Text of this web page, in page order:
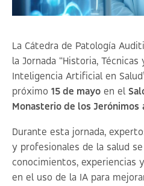
La Cátedra de Patología
la Jornada “Historia, Técnicas
Inteligencia Artificial en Salud
próximo 15 de mayo en el
Monasterio de los Jerónimos
Durante esta jornada,
y profesionales de la salud
conocimientos, experiencias
en el uso de la IA para